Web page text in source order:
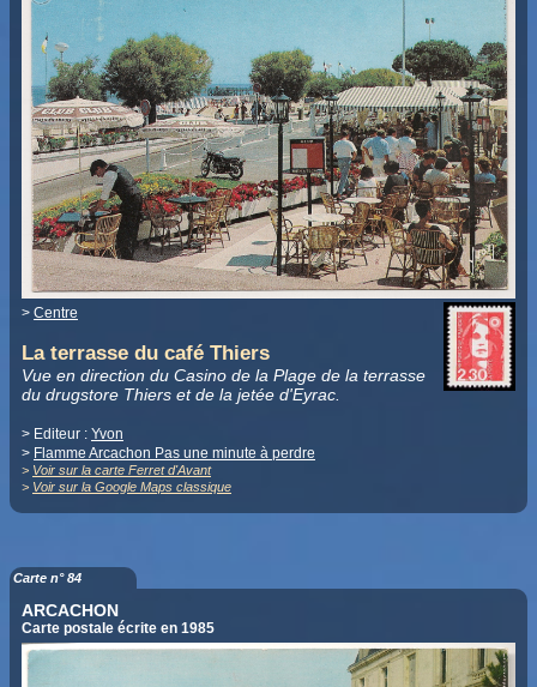
> Centre
La terrasse du café Thiers
Vue en direction du Casino de la Plage de la terrasse
du drugstore Thiers et de la jetée d'Eyrac.
> Editeur : Yvon
> Flamme Arcachon Pas une minute à perdre
> Voir sur la carte Ferret d'Avant
> Voir sur la Google Maps classique
Carte n° 84
ARCACHON
Carte postale écrite en 1985